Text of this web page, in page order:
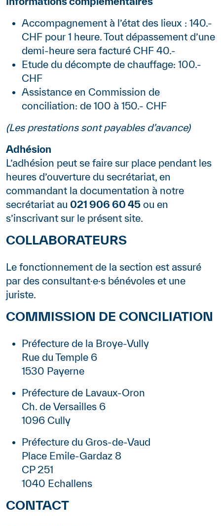
Accompagnement à l’état des lieux : 140.-
CHF pour 1 heure. Tout dépassement d’une
demi-heure sera facturé CHF 40.-
Etude du décompte de chauffage: 100.-
CHF
Assistance en Commission de
conciliation: de 100 à 150.- CHF
(Les prestations sont payables d’avance)
Adhésion
L’adhésion peut se faire sur place pendant les
heures d’ouverture du secrétariat, en
commandant la documentation à notre
secrétariat au 021 906 60 45 ou en
s’inscrivant sur le présent site.
COLLABORATEURS
Le fonctionnement de la section est assuré
par des consultant·e·s bénévoles et une
juriste.
COMMISSION DE CONCILIATION
Préfecture de la Broye-Vully
Rue du Temple 6
1530 Payerne
Préfecture de Lavaux-Oron
Ch. de Versailles 6
1096 Cully
Préfecture du Gros-de-Vaud
Place Emile-Gardaz 8
CP 251
1040 Echallens
Contenu
CONTACT